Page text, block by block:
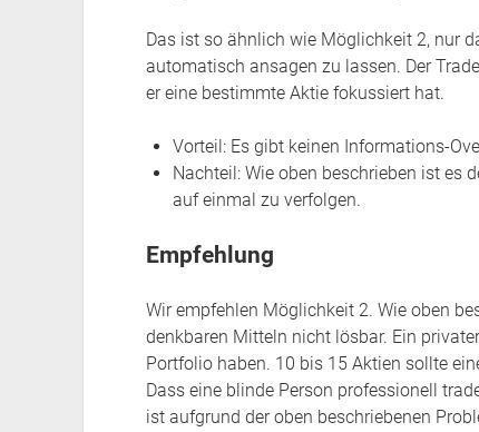
Das ist so ähnlich wie Möglichkeit 2, nur
automatisch ansagen zu lassen. Der
er eine bestimmte Aktie fokussiert hat.
Vorteil: Es gibt keinen Informations-
Nachteil: Wie oben beschrieben ist es
auf einmal zu verfolgen.
Empfehlung
Wir empfehlen Möglichkeit 2. Wie oben
denkbaren Mitteln nicht lösbar. Ein
Portfolio haben. 10 bis 15 Aktien sollte
Dass eine blinde Person professionell
ist aufgrund der oben beschriebenen